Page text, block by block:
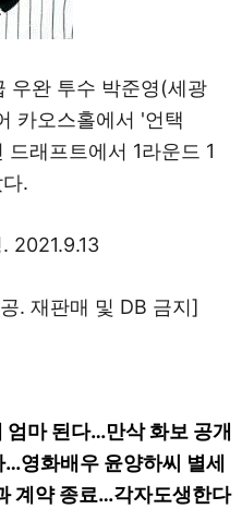
우완 투수 박준영(세광
카오스홀에서 '언택
래프트에서 1라운드 1
.
2021.9.13
. 재판매 및 DB 금지]
마 된다…만삭 화보 공개
영화배우 윤양하씨 별세
계약 종료…각자도생한다